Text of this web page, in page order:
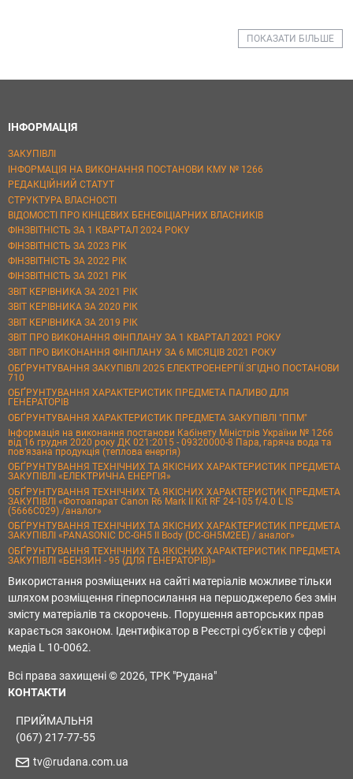
ПОКАЗАТИ БІЛЬШЕ
ІНФОРМАЦІЯ
ЗАКУПІВЛІ
ІНФОРМАЦІЯ НА ВИКОНАННЯ ПОСТАНОВИ КМУ № 1266
РЕДАКЦІЙНИЙ СТАТУТ
СТРУКТУРА ВЛАСНОСТІ
ВІДОМОСТІ ПРО КІНЦЕВИХ БЕНЕФІЦІАРНИХ ВЛАСНИКІВ
ФІНЗВІТНІСТЬ ЗА 1 КВАРТАЛ 2024 РОКУ
ФІНЗВІТНІСТЬ ЗА 2023 РІК
ФІНЗВІТНІСТЬ ЗА 2022 РІК
ФІНЗВІТНІСТЬ ЗА 2021 РІК
ЗВІТ КЕРІВНИКА ЗА 2021 РІК
ЗВІТ КЕРІВНИКА ЗА 2020 РІК
ЗВІТ КЕРІВНИКА ЗА 2019 РІК
ЗВІТ ПРО ВИКОНАННЯ ФІНПЛАНУ ЗА 1 КВАРТАЛ 2021 РОКУ
ЗВІТ ПРО ВИКОНАННЯ ФІНПЛАНУ ЗА 6 МІСЯЦІВ 2021 РОКУ
ОБҐРУНТУВАННЯ ЗАКУПІВЛІ 2025 ЕЛЕКТРОЕНЕРГІЇ ЗГІДНО ПОСТАНОВИ
710
ОБҐРУНТУВАННЯ ХАРАКТЕРИСТИК ПРЕДМЕТА ПАЛИВО ДЛЯ
ГЕНЕРАТОРІВ
ОБҐРУНТУВАННЯ ХАРАКТЕРИСТИК ПРЕДМЕТА ЗАКУПІВЛІ "ППМ"
Інформація на виконання постанови Кабінету Міністрів України № 1266
від 16 грудня 2020 року ДК 021:2015 - 09320000-8 Пара, гаряча вода та
пов’язана продукція (теплова енергія)
ОБҐРУНТУВАННЯ ТЕХНІЧНИХ ТА ЯКІСНИХ ХАРАКТЕРИСТИК ПРЕДМЕТА
ЗАКУПІВЛІ «ЕЛЕКТРИЧНА ЕНЕРГІЯ»
ОБҐРУНТУВАННЯ ТЕХНІЧНИХ ТА ЯКІСНИХ ХАРАКТЕРИСТИК ПРЕДМЕТА
ЗАКУПІВЛІ «Фотоапарат Canon R6 Mark II Kit RF 24-105 f/4.0 L IS
(5666C029) /аналог»
ОБҐРУНТУВАННЯ ТЕХНІЧНИХ ТА ЯКІСНИХ ХАРАКТЕРИСТИК ПРЕДМЕТА
ЗАКУПІВЛІ «PANASONIC DC-GH5 II Body (DC-GH5M2EE) / аналог»
ОБҐРУНТУВАННЯ ТЕХНІЧНИХ ТА ЯКІСНИХ ХАРАКТЕРИСТИК ПРЕДМЕТА
ЗАКУПІВЛІ «БЕНЗИН - 95 (ДЛЯ ГЕНЕРАТОРІВ)»
Використання розміщених на сайті матеріалів можливе тільки
шляхом розміщення гіперпосилання на першоджерело без змін
змісту матеріалів та скорочень. Порушення авторських прав
карається законом. Ідентифікатор в Реєстрі суб'єктів у сфері
медіа L 10-0062.
Всі права захищені © 2026, ТРК "Рудана"
КОНТАКТИ
ПРИЙМАЛЬНЯ
(067) 217-77-55
tv@rudana.com.ua